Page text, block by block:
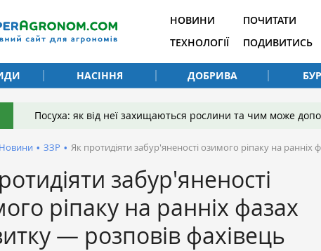
НОВИНИ
ТЕХНОЛОГІЇ
ПОЧИТАТИ
ПОДИВИТИСЬ
НАСІННЯ ДОБРИВА
Посуха: як від неї захищаються рослини та чим може
Новини • ЗЗР • Як протидіяти забур'яненості озимого ріпаку на ранніх
забур'яненості
ріпаку на ранніх фазах
— розповів фахівець